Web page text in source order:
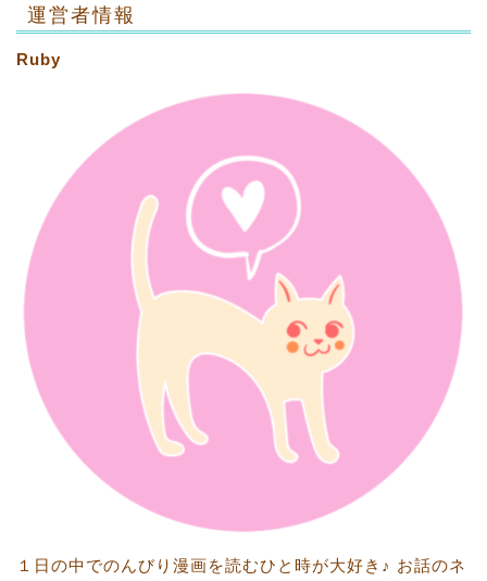
運営者情報
Ruby
１日の中でのんびり漫画を読むひと時が大好き♪ お話のネ